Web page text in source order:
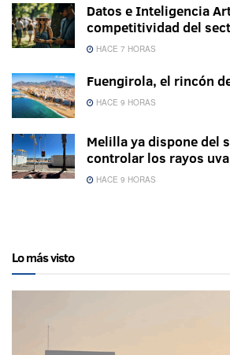
Datos e Inteligencia
competitividad del
HACE 7 HORAS
Fuengirola, el rincón
HACE 9 HORAS
Melilla ya dispone del
controlar los rayos uva
HACE 9 HORAS
Lo más visto